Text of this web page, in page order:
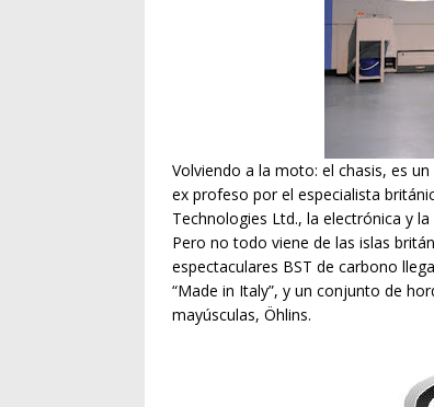
Volviendo a la moto: el chasis, es
ex profeso por el especialista
Technologies Ltd., la electrónica y la
Pero no todo viene de las islas
espectaculares BST de carbono
“Made in Italy”, y un conjunto de
mayúsculas, Öhlins.